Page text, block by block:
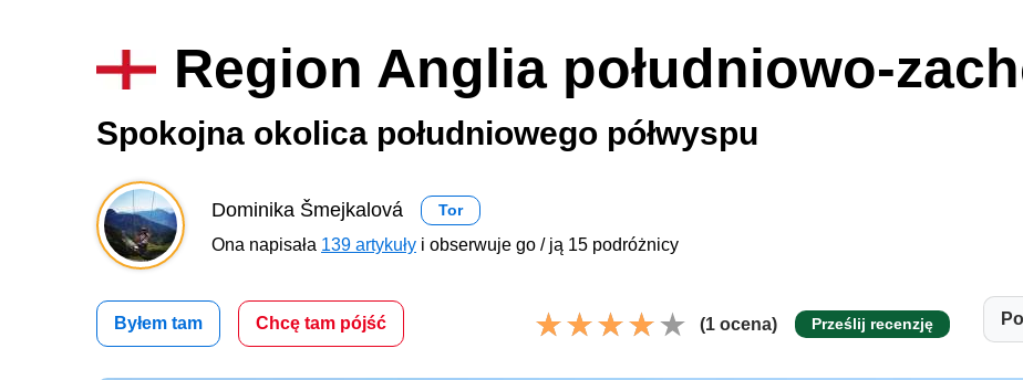
Region Anglia południowo-
Spokojna okolica południowego półwyspu
Dominika Šmejkalová Tor
Ona napisała 139 artykuły i obserwuje go / ją 15 podróżnicy
Byłem tam Chcę tam pójść (1 ocena) Prześlij recenzję